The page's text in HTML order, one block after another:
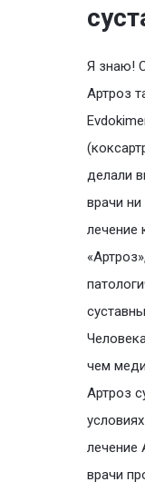
Я знаю!
Артроз
делали
врачи ни
лечение
чем
Артроз
лечение
врачи